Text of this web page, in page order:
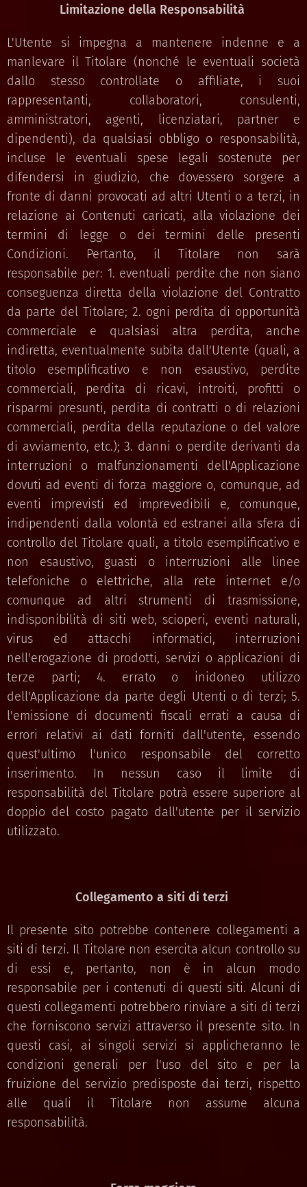
Limitazione della Responsabilità
L'Utente si impegna a mantenere indenne e a
manlevare il Titolare (nonché le eventuali società
dallo stesso controllate o affiliate, i suoi
rappresentanti, collaboratori, consulenti,
amministratori, agenti, licenziatari, partner e
dipendenti), da qualsiasi obbligo o responsabilità,
incluse le eventuali spese legali sostenute per
difendersi in giudizio, che dovessero sorgere a
fronte di danni provocati ad altri Utenti o a terzi, in
relazione ai Contenuti caricati, alla violazione dei
termini di legge o dei termini delle presenti
Condizioni. Pertanto, il Titolare non sarà
responsabile per: 1. eventuali perdite che non siano
conseguenza diretta della violazione del Contratto
da parte del Titolare; 2. ogni perdita di opportunità
commerciale e qualsiasi altra perdita, anche
indiretta, eventualmente subita dall'Utente (quali, a
titolo esemplificativo e non esaustivo, perdite
commerciali, perdita di ricavi, introiti, profitti o
risparmi presunti, perdita di contratti o di relazioni
commerciali, perdita della reputazione o del valore
di avviamento, etc.); 3. danni o perdite derivanti da
interruzioni o malfunzionamenti dell'Applicazione
dovuti ad eventi di forza maggiore o, comunque, ad
eventi imprevisti ed imprevedibili e, comunque,
indipendenti dalla volontà ed estranei alla sfera di
controllo del Titolare quali, a titolo esemplificativo e
non esaustivo, guasti o interruzioni alle linee
telefoniche o elettriche, alla rete internet e/o
comunque ad altri strumenti di trasmissione,
indisponibilità di siti web, scioperi, eventi naturali,
virus ed attacchi informatici, interruzioni
nell'erogazione di prodotti, servizi o applicazioni di
terze parti; 4. errato o inidoneo utilizzo
dell'Applicazione da parte degli Utenti o di terzi; 5.
l'emissione di documenti fiscali errati a causa di
errori relativi ai dati forniti dall'utente, essendo
quest'ultimo l'unico responsabile del corretto
inserimento. In nessun caso il limite di
responsabilità del Titolare potrà essere superiore al
doppio del costo pagato dall'utente per il servizio
utilizzato.
Collegamento a siti di terzi
Il presente sito potrebbe contenere collegamenti a
siti di terzi. Il Titolare non esercita alcun controllo su
di essi e, pertanto, non è in alcun modo
responsabile per i contenuti di questi siti. Alcuni di
questi collegamenti potrebbero rinviare a siti di terzi
che forniscono servizi attraverso il presente sito. In
questi casi, ai singoli servizi si applicheranno le
condizioni generali per l'uso del sito e per la
fruizione del servizio predisposte dai terzi, rispetto
alle quali il Titolare non assume alcuna
responsabilità.